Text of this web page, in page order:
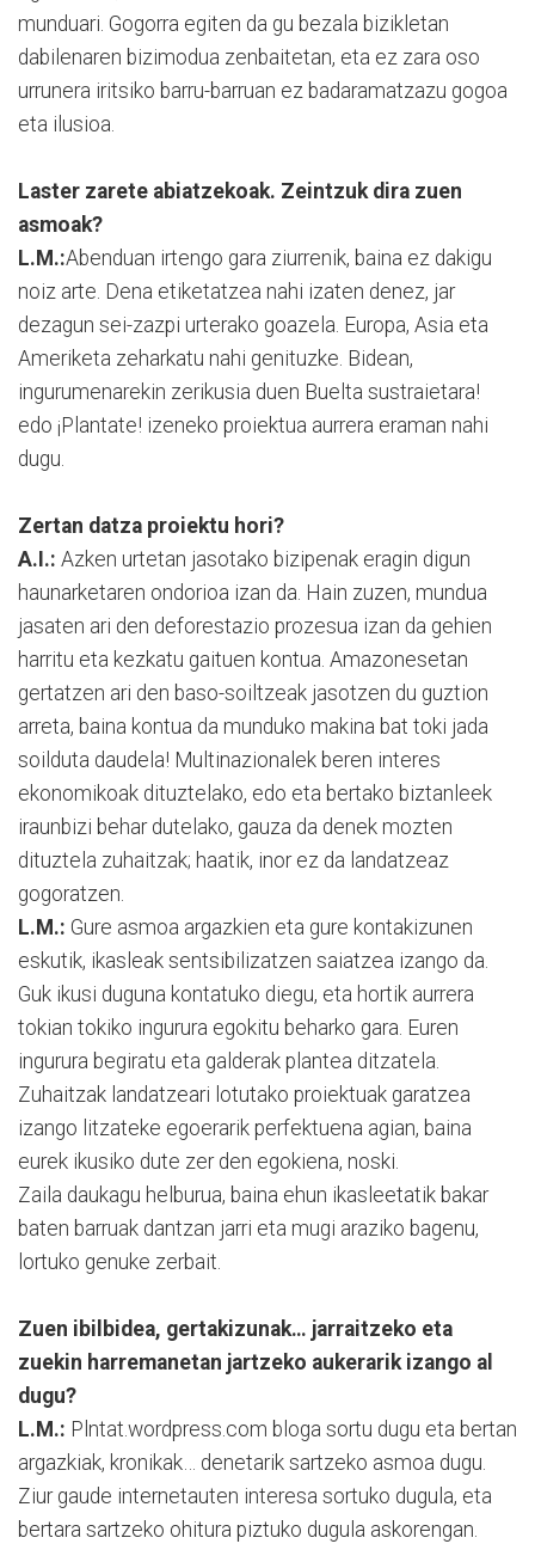
munduari. Gogorra egiten da gu bezala bizikletan
dabilenaren bizimodua zenbaitetan, eta ez zara oso
urrunera iritsiko barru-barruan ez badaramatzazu gogoa
eta ilusioa.
Laster zarete abiatzekoak. Zeintzuk dira zuen
asmoak?
L.M.:Abenduan irtengo gara ziurrenik, baina ez dakigu
noiz arte. Dena etiketatzea nahi izaten denez, jar
dezagun sei-zazpi urterako goazela. Europa, Asia eta
Ameriketa zeharkatu nahi genituzke. Bidean,
ingurumenarekin zerikusia duen Buelta sustraietara!
edo ¡Plantate! izeneko proiektua aurrera eraman nahi
dugu.
Zertan datza proiektu hori?
A.I.: Azken urtetan jasotako bizipenak eragin digun
haunarketaren ondorioa izan da. Hain zuzen, mundua
jasaten ari den deforestazio prozesua izan da gehien
harritu eta kezkatu gaituen kontua. Amazonesetan
gertatzen ari den baso-soiltzeak jasotzen du guztion
arreta, baina kontua da munduko makina bat toki jada
soilduta daudela! Multinazionalek beren interes
ekonomikoak dituztelako, edo eta bertako biztanleek
iraunbizi behar dutelako, gauza da denek mozten
dituztela zuhaitzak; haatik, inor ez da landatzeaz
gogoratzen.
L.M.: Gure asmoa argazkien eta gure kontakizunen
eskutik, ikasleak sentsibilizatzen saiatzea izango da.
Guk ikusi duguna kontatuko diegu, eta hortik aurrera
tokian tokiko ingurura egokitu beharko gara. Euren
ingurura begiratu eta galderak plantea ditzatela.
Zuhaitzak landatzeari lotutako proiektuak garatzea
izango litzateke egoerarik perfektuena agian, baina
eurek ikusiko dute zer den egokiena, noski.
Zaila daukagu helburua, baina ehun ikasleetatik bakar
baten barruak dantzan jarri eta mugi araziko bagenu,
lortuko genuke zerbait.
Zuen ibilbidea, gertakizunak… jarraitzeko eta
zuekin harremanetan jartzeko aukerarik izango al
dugu?
L.M.: Plntat.wordpress.com bloga sortu dugu eta bertan
argazkiak, kronikak… denetarik sartzeko asmoa dugu.
Ziur gaude internetauten interesa sortuko dugula, eta
bertara sartzeko ohitura piztuko dugula askorengan.